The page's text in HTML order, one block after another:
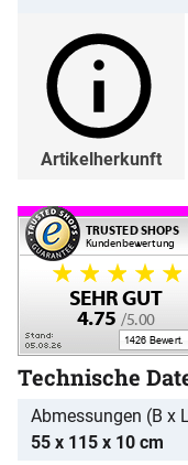
Artikelherkunft
Technische
Abmessungen (B x
55 x 115 x 10 cm